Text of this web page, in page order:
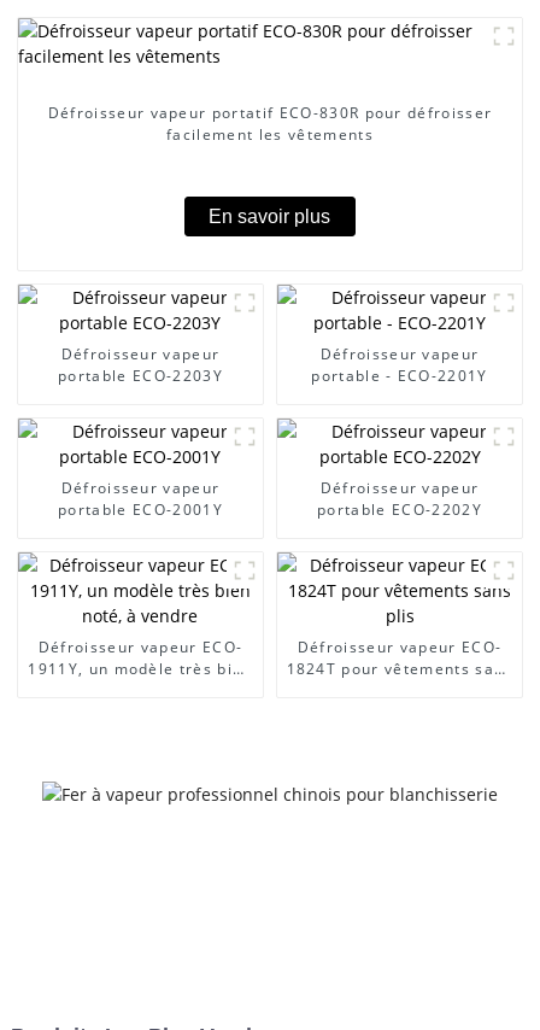
Défroisseur vapeur portatif ECO-830R pour défroisser
facilement les vêtements
En savoir plus
Défroisseur vapeur
portable ECO-2203Y
Défroisseur vapeur
portable - ECO-2201Y
Défroisseur vapeur
portable ECO-2001Y
Défroisseur vapeur
portable ECO-2202Y
Défroisseur vapeur ECO-
1911Y, un modèle très bien
Défroisseur vapeur ECO-
1824T pour vêtements sans